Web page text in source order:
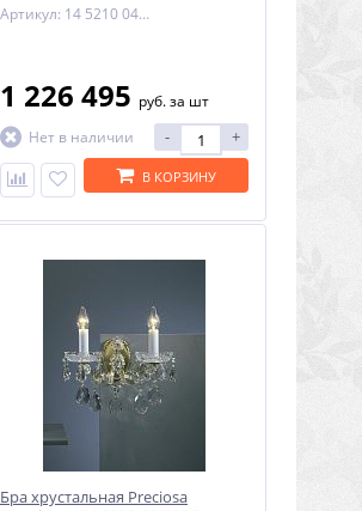
Артикул: 14 5210 040 06 11 01 28
1 226 495 руб.за шт
Нет в наличии
- +
В КОРЗИНУ
Бра хрустальная Preciosa